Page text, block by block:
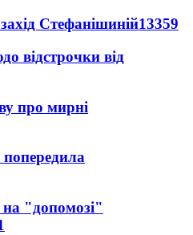
Стефанішиній13359
відстрочки від
про мирні
"допомозі"